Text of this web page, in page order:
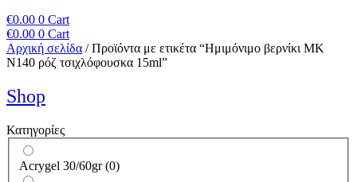
€0.00 0 Cart
€0.00 0 Cart
Αρχική σελίδα / Προϊόντα με ετικέτα “Ημιμόνιμο βερνίκι ΜΚ
Ν140 ρόζ τσιχλόφουσκα 15ml”
Shop
Κατηγορίες
Acrygel 30/60gr (0)